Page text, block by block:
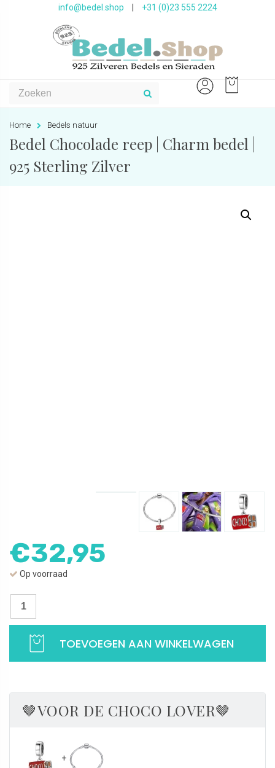
info@bedel.shop +31 (0)23 555 2224
Home Bedels natuur
Bedel Chocolade reep | Charm bedel |
925 Sterling Zilver
€32,95
Op voorraad
Bedel
Charm
Sterling
TOEVOEGEN AAN WINKELWAGEN
🤎VOOR DE CHOCO LOVER🤎